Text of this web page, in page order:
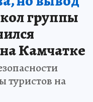
группы
Камчатке
туристов на